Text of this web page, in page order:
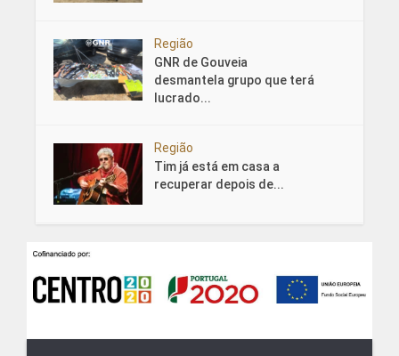
Região
GNR de Gouveia
desmantela grupo que terá
lucrado...
Região
Tim já está em casa a
recuperar depois de...